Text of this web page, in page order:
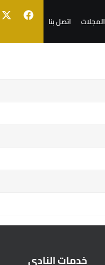
المجلات اتصل بنا
خدمات النادي